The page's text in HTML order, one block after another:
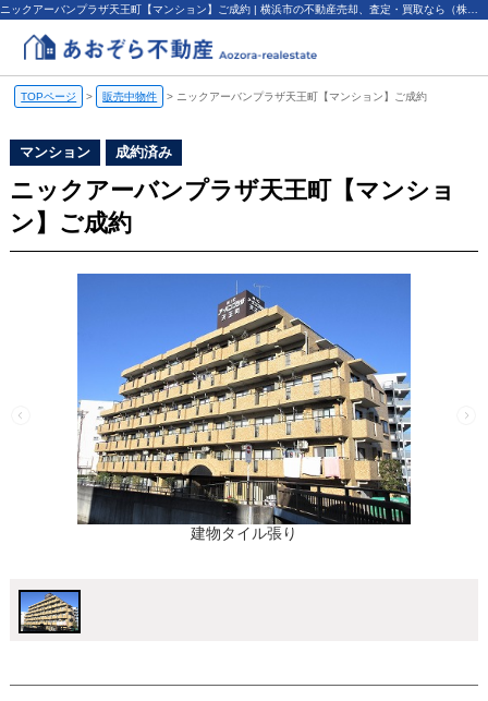
TOPページ > 販売中物件 > ニックアーバンプラザ天王町【マンション】ご成約
マンション 成約済み
ニックアーバンプラザ天王町【マンショ
ン】ご成約
建物タイル張り